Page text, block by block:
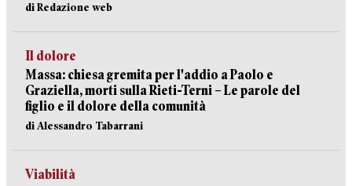
di Redazione web
Il dolore
Massa: chiesa gremita per l'addio a Paolo e
Graziella, morti sulla Rieti-Terni – Le parole del
figlio e il dolore della comunità
di Alessandro Tabarrani
Viabilità